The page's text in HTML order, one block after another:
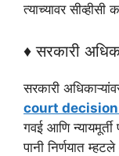
त्याच्यावर सीव्हीसी
♦ सरकारी
सरकारी
court
गवई आणि
पानी निर्णयात